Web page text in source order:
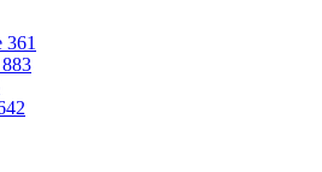
361